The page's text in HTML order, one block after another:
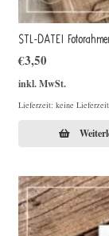
STL-DATEI
€3,50
inkl. MwSt.
Lieferzeit: keine